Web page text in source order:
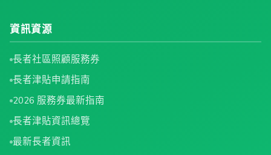
資訊資源
長者社區照顧服務券
長者津貼申請指南
2026 服務券最新指南
長者津貼資訊總覽
最新長者資訊